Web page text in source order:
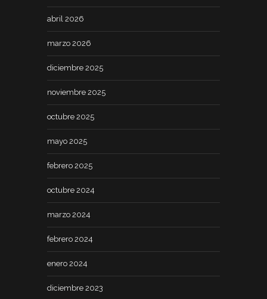
abril 2026
marzo 2026
diciembre 2025
noviembre 2025
octubre 2025
mayo 2025
febrero 2025
octubre 2024
marzo 2024
febrero 2024
enero 2024
diciembre 2023